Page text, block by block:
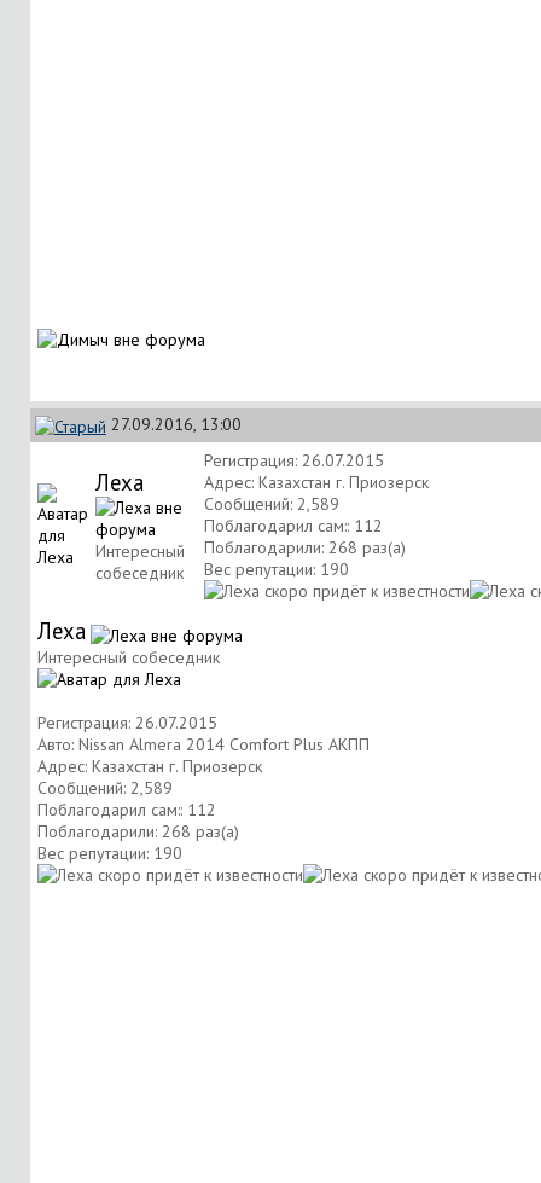
27.09.2016, 13:00
Леха
Интересный
собеседник
Регистрация: 26.07.2015
Адрес: Казахстан г. Приозерск
Сообщений: 2,589
Поблагодарил сам:: 112
Поблагодарили: 268 раз(а)
Вес репутации: 190
Леха
Интересный собеседник
Регистрация: 26.07.2015
Авто: Nissan Almera 2014 Comfort Plus АКПП
Адрес: Казахстан г. Приозерск
Сообщений: 2,589
Поблагодарил сам:: 112
Поблагодарили: 268 раз(а)
Вес репутации: 190